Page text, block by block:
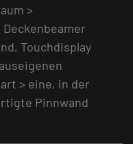
>
Touchdisplay
> eine, in der
Pinnwand